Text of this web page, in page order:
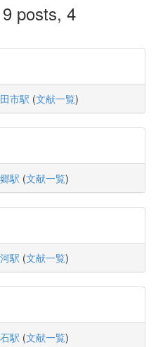
posts, 4
市駅 (文献一覧)
駅 (文献一覧)
駅 (文献一覧)
駅 (文献一覧)